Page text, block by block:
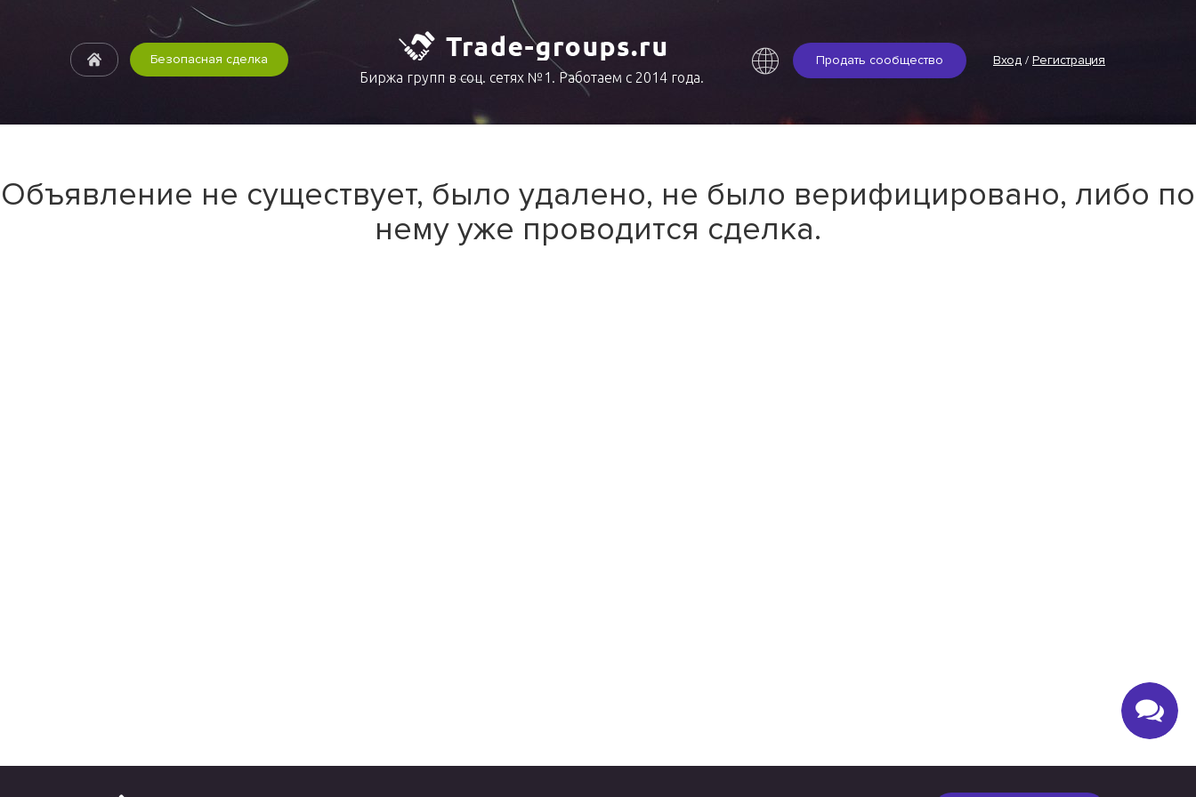
Продать сообщество Вход / Регистрация
Безопасная сделка
Биржа групп в соц. сетях №1. Работаем с 2014 года.
Объявление не существует, было удалено, не было верифицировано, либо по
нему уже проводится сделка.